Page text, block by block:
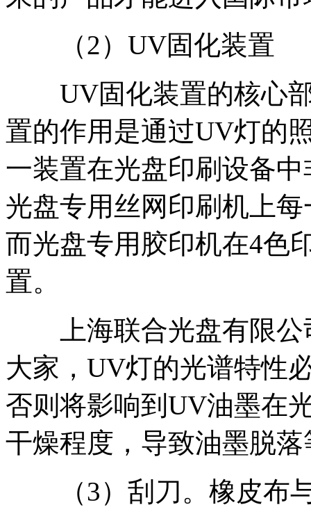
（2）UV固化装置
UV固化装置的核心部
置的作用是通过UV灯的
一装置在光盘印刷设备
光盘专用丝网印刷机上
而光盘专用胶印机在4色
置。
上海联合光盘有限公
大家，UV灯的光谱特性
否则将影响到UV油墨在
干燥程度，导致油墨脱
（3）刮刀。橡皮布